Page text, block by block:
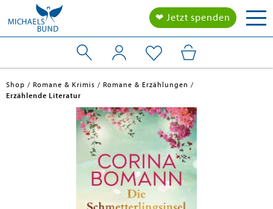
❤ Jetzt spenden
Shop Romane & Krimis
Romane & Erzählungen
Erzählende Literatur